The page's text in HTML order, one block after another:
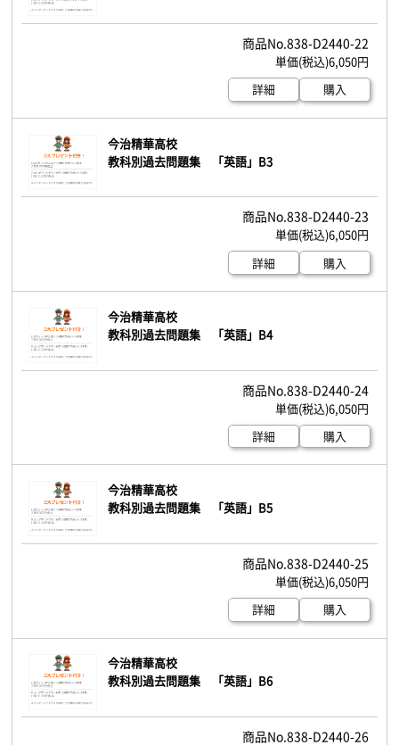
838-D2440-22
6,050円
詳細
購入
今治精華高校
教科別過去問題集 「英語」B3
838-D2440-23
6,050円
詳細
購入
今治精華高校
教科別過去問題集 「英語」B4
838-D2440-24
6,050円
詳細
購入
今治精華高校
教科別過去問題集 「英語」B5
838-D2440-25
6,050円
詳細
購入
今治精華高校
教科別過去問題集 「英語」B6
838-D2440-26